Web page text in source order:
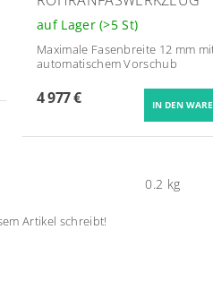
auf Lager(>5 St)
Maximale Fasenbreite 12 mm
automatischem Vorschub
4 977 €
0.2 kg
Artikel schreibt!